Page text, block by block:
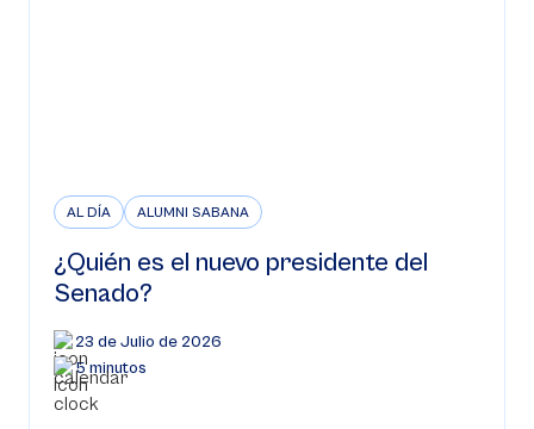
AL DÍA ALUMNI SABANA
¿Quién es el nuevo presidente del
Senado?
23 de Julio de 2026
5 minutos